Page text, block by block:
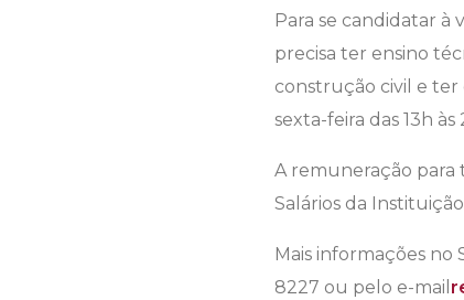
Para se candidatar
precisa ter ensino
construção civil e ter
sexta-feira das 13h
A remuneração para
Salários da
Mais informações no
8227 ou pelo e-mail